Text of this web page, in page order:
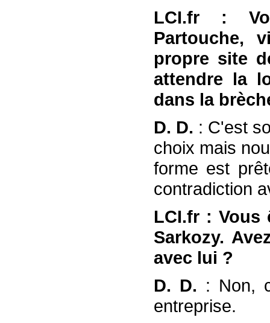
LCI.fr :
Partouche,
propre site
attendre la
dans la
D. D. : C'est
choix mais
forme est
contradiction
LCI.fr : Vous
Sarkozy.
avec lui ?
D. D. : Non,
entreprise.